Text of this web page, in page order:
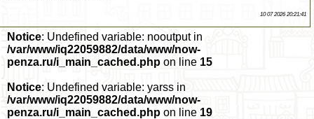
10 07 2026 20:21:41
Notice: Undefined variable: nooutput in
/var/www/iq22059882/data/www/now-
penza.ru/i_main_cached.php on line 15
Notice: Undefined variable: yarss in
/var/www/iq22059882/data/www/now-
penza.ru/i_main_cached.php on line 19